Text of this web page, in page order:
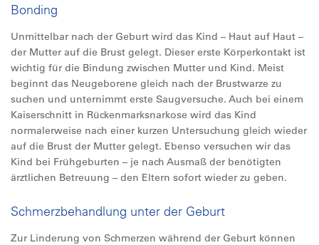
Bonding
Unmittelbar nach der Geburt wird das Kind – Haut auf Haut –
der Mutter auf die Brust gelegt. Dieser erste Körperkontakt ist
wichtig für die Bindung zwischen Mutter und Kind. Meist
beginnt das Neugeborene gleich nach der Brustwarze zu
suchen und unternimmt erste Saugversuche. Auch bei einem
Kaiserschnitt in Rückenmarksnarkose wird das Kind
normalerweise nach einer kurzen Untersuchung gleich wieder
auf die Brust der Mutter gelegt. Ebenso versuchen wir das
Kind bei Frühgeburten – je nach Ausmaß der benötigten
ärztlichen Betreuung – den Eltern sofort wieder zu geben.
Schmerzbehandlung unter der Geburt
Zur Linderung von Schmerzen während der Geburt können